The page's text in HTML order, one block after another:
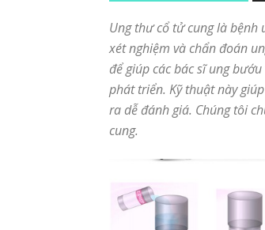
Ung thư cổ tử cung là
xét nghiệm và chẩn đoán
để giúp các bác sĩ ung
phát triển. Kỹ thuật này
ra dễ đánh giá. Chúng tôi
cung.